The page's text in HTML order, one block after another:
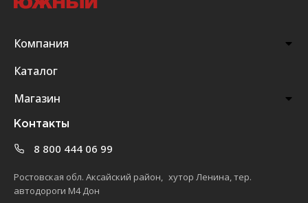
Компания
Каталог
Магазин
Контакты
8 800 444 06 99
Ростовская обл. Аксайский район, хутор Ленина, тер.
автодороги М4 Дон